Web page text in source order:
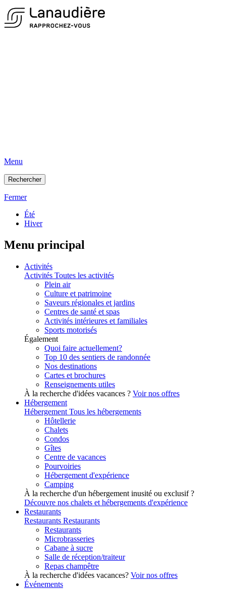
Menu
Rechercher
Fermer
Été
Hiver
Menu principal
Activités
Activités Toutes les activités
Plein air
Culture et patrimoine
Saveurs régionales et jardins
Centres de santé et spas
Activités intérieures et familiales
Sports motorisés
Également
Quoi faire actuellement?
Top 10 des sentiers de randonnée
Nos destinations
Cartes et brochures
Renseignements utiles
À la recherche d'idées vacances ? Voir nos offres
Hébergement
Hébergement Tous les hébergements
Hôtellerie
Chalets
Condos
Gîtes
Centre de vacances
Pourvoiries
Hébergement d'expérience
Camping
À la recherche d'un hébergement inusité ou exclusif ?
Découvre nos chalets et hébergements d'expérience
Restaurants
Restaurants Restaurants
Restaurants
Microbrasseries
Cabane à sucre
Salle de réception/traiteur
Repas champêtre
À la recherche d'idées vacances? Voir nos offres
Événements